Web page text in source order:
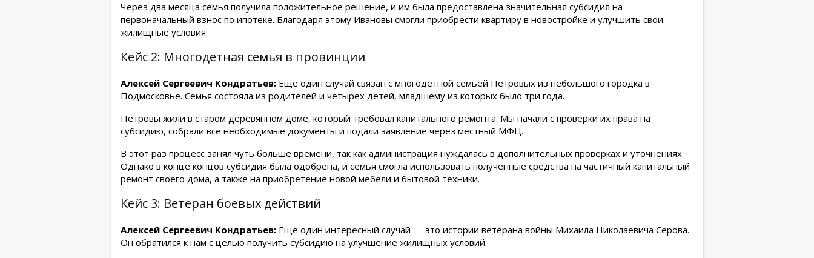
Через два месяца семья получила положительное решение, и им была предоставлена значительная субсидия на
первоначальный взнос по ипотеке. Благодаря этому Ивановы смогли приобрести квартиру в новостройке и улучшить свои
жилищные условия.
Кейс 2: Многодетная семья в провинции
Алексей Сергеевич Кондратьев:Ещё один случай связан с многодетной семьей Петровых из небольшого городка в
Подмосковье. Семья состояла из родителей и четырех детей, младшему из которых было три года.
Петровы жили в старом деревянном доме, который требовал капитального ремонта. Мы начали с проверки их права на
субсидию, собрали все необходимые документы и подали заявление через местный МФЦ.
В этот раз процесс занял чуть больше времени, так как администрация нуждалась в дополнительных проверках и уточнениях.
Однако в конце концов субсидия была одобрена, и семья смогла использовать полученные средства на частичный капитальный
ремонт своего дома, а также на приобретение новой мебели и бытовой техники.
Кейс 3: Ветеран боевых действий
Алексей Сергеевич Кондратьев:Еще один интересный случай — это истории ветерана войны Михаила Николаевича Серова.
Он обратился к нам с целью получить субсидию на улучшение жилищных условий.